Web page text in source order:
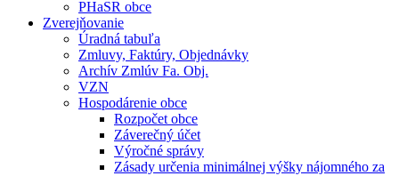
PHaSR obce
Zverejňovanie
Úradná tabuľa
Zmluvy, Faktúry, Objednávky
Archív Zmlúv Fa. Obj.
VZN
Hospodárenie obce
Rozpočet obce
Záverečný účet
Výročné správy
Zásady určenia minimálnej výšky nájomného za